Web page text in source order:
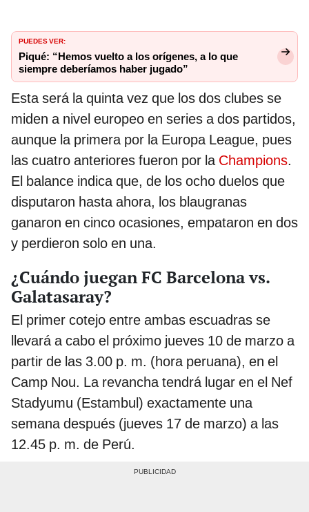
PUEDES VER:
Piqué: “Hemos vuelto a los orígenes, a lo que
siempre deberíamos haber jugado”
Esta será la quinta vez que los dos clubes se
miden a nivel europeo en series a dos partidos,
aunque la primera por la Europa League, pues
las cuatro anteriores fueron por la Champions.
El balance indica que, de los ocho duelos que
disputaron hasta ahora, los blaugranas
ganaron en cinco ocasiones, empataron en dos
y perdieron solo en una.
¿Cuándo juegan FC Barcelona vs.
Galatasaray?
El primer cotejo entre ambas escuadras se
llevará a cabo el próximo jueves 10 de marzo a
partir de las 3.00 p. m. (hora peruana), en el
Camp Nou. La revancha tendrá lugar en el Nef
Stadyumu (Estambul) exactamente una
semana después (jueves 17 de marzo) a las
12.45 p. m. de Perú.